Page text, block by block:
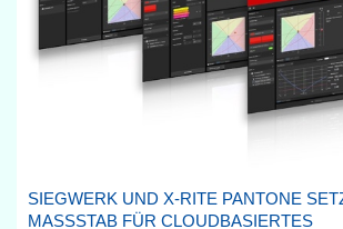
SIEGWERK UND X-RITE PANTONE
MASSSTAB FÜR CLOUDBASIERTES F